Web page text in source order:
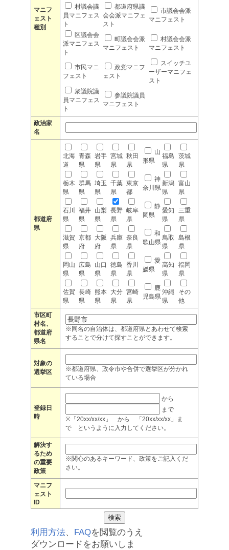
マニフ
ェスト
種別
村議会議
員マニフェス
ト
都道府県議
会会派マニフェ
スト
市議会会派
マニフェスト
区議会会
派マニフェス
ト
町議会会派
マニフェスト
村議会会派
マニフェスト
市民マニ
フェスト
政党マニフ
ェスト
スイッチユ
ーザーマニフェ
スト
衆議院議
員マニフェス
ト
参議院議員
マニフェスト
政治家
名
都道府
県
北海
道
青森
県
岩手
県
宮城
県
秋田
県
山
形県
福島
県
茨城
県
栃木
県
群馬
県
埼玉
県
千葉
県
東京
都
神
奈川県
新潟
県
富山
県
石川
県
福井
県
山梨
県
長野
県
岐阜
県
静
岡県
愛知
県
三重
県
滋賀
県
京都
府
大阪
府
兵庫
県
奈良
県
和
歌山県
鳥取
県
島根
県
岡山
県
広島
県
山口
県
徳島
県
香川
県
愛
媛県
高知
県
福岡
県
佐賀
県
長崎
県
熊本
県
大分
県
宮崎
県
鹿
児島県
沖縄
県
その
他
市区町
村名、
都道府
県名
※同名の自治体は、都道府県とあわせて検索
することで分けて探すことができます。
対象の
選挙区
※都道府県、政令市や合併で選挙区が分かれ
ている場合
登録日
時
から
まで
※「20xx/xx/xx」 から 「20xx/xx/xx」ま
で というように入力してください。
解決す
るため
の重要
政策
※関心のあるキーワード、政策をご記入くだ
さい。
マニフ
ェスト
ID
利用方法、 FAQを閲覧のうえ
ダウンロードをお願いしま